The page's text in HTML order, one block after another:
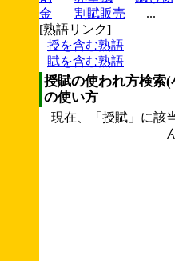
金
割賦販売
...
[熟語リンク]
授を含む熟語
賦を含む熟語
授賦の使われ方検索
の使い方
現在、「授賦」に該